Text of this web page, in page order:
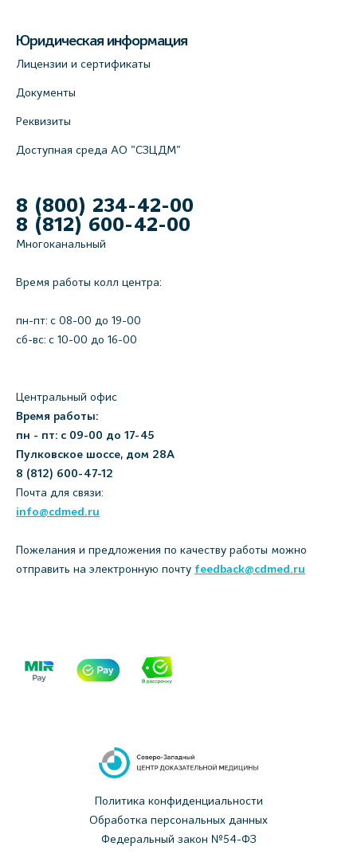
Юридическая информация
Лицензии и сертификаты
Документы
Реквизиты
Доступная среда АО "СЗЦДМ"
8 (800) 234-42-00
8 (812) 600-42-00
Многоканальный
Время работы колл центра:
пн-пт: c 08-00 до 19-00
сб-вс: с 10-00 до 16-00
Центральный офис
Время работы:
пн - пт: с 09-00 до 17-45
Пулковское шоссе, дом 28А
8 (812) 600-47-12
Почта для связи:
info@cdmed.ru
Пожелания и предложения по качеству работы можно
отправить на электронную почту feedback@cdmed.ru
Политика конфиденциальности
Обработка персональных данных
Федеральный закон №54-ФЗ